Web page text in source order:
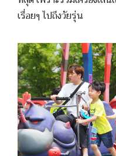
เรื่อยๆ ไปถึงวัยรุ่น